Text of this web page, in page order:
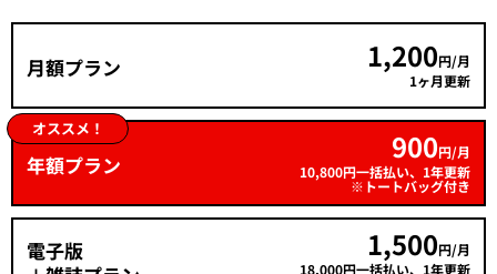
月額プラン 1,200円/月
1ヶ月更新
オススメ！
年額プラン 900円/月
10,800円一括払い、1年更新
※トートバッグ付き
電子版
1,500円/月
18,000円一括払い、1年更新